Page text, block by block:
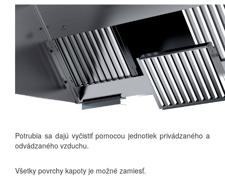
Potrubia sa dajú vyčistiť pomocou jednotiek privádzaného a
odvádzaného vzduchu.
Všetky povrchy kapoty je možné zamiesť.